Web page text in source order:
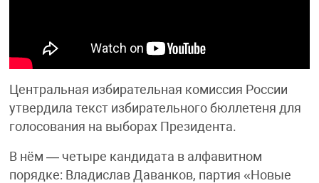
Центральная избирательная комиссия России
утвердила текст избирательного бюллетеня для
голосования на выборах Президента.
В нём — четыре кандидата в алфавитном
порядке: Владислав Даванков, партия «Новые